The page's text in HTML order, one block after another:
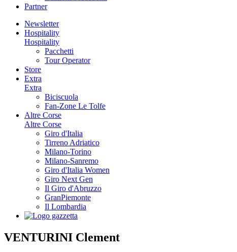
Partner
Newsletter
Hospitality
Hospitality
Pacchetti
Tour Operator
Store
Extra
Extra
Biciscuola
Fan-Zone Le Tolfe
Altre Corse
Altre Corse
Giro d'Italia
Tirreno Adriatico
Milano-Torino
Milano-Sanremo
Giro d'Italia Women
Giro Next Gen
Il Giro d'Abruzzo
GranPiemonte
Il Lombardia
VENTURINI Clement